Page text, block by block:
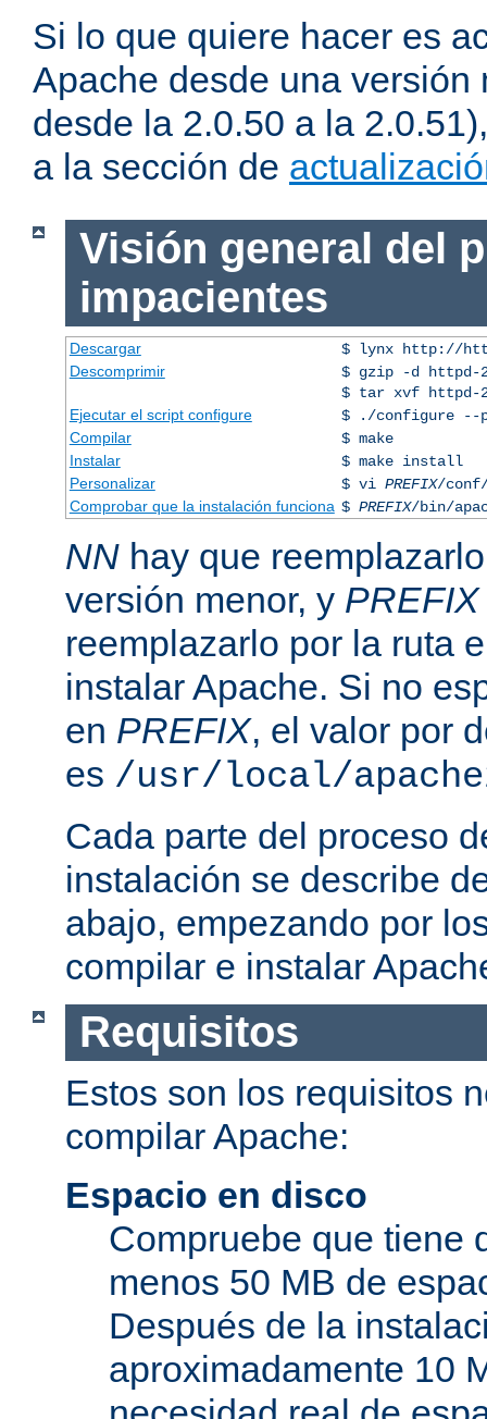
Si lo que quiere hacer es
Apache desde una versión
desde la 2.0.50 a la
a la sección de
Visión general del
impacientes
Descargar
$ lynx http://
Descomprimir
$ gzip -d httpd-
$ tar xvf httpd-
Ejecutar el script configure
$ ./configure --
Compilar
$ make
Instalar
$ make install
Personalizar
$ vi PREFIX/conf/
Comprobar que la instalación funciona $ PREFIX/bin/
NN hay que
versión menor, y PREFIX
reemplazarlo por la ruta
instalar Apache. Si no
en PREFIX, el valor por
es /usr/local/
Cada parte del proceso
instalación se describe
abajo, empezando por
compilar e instalar
Requisitos
Estos son los requisitos
compilar Apache:
Espacio en disco
Compruebe que tiene
menos 50 MB de
Después de la
aproximadamente 10